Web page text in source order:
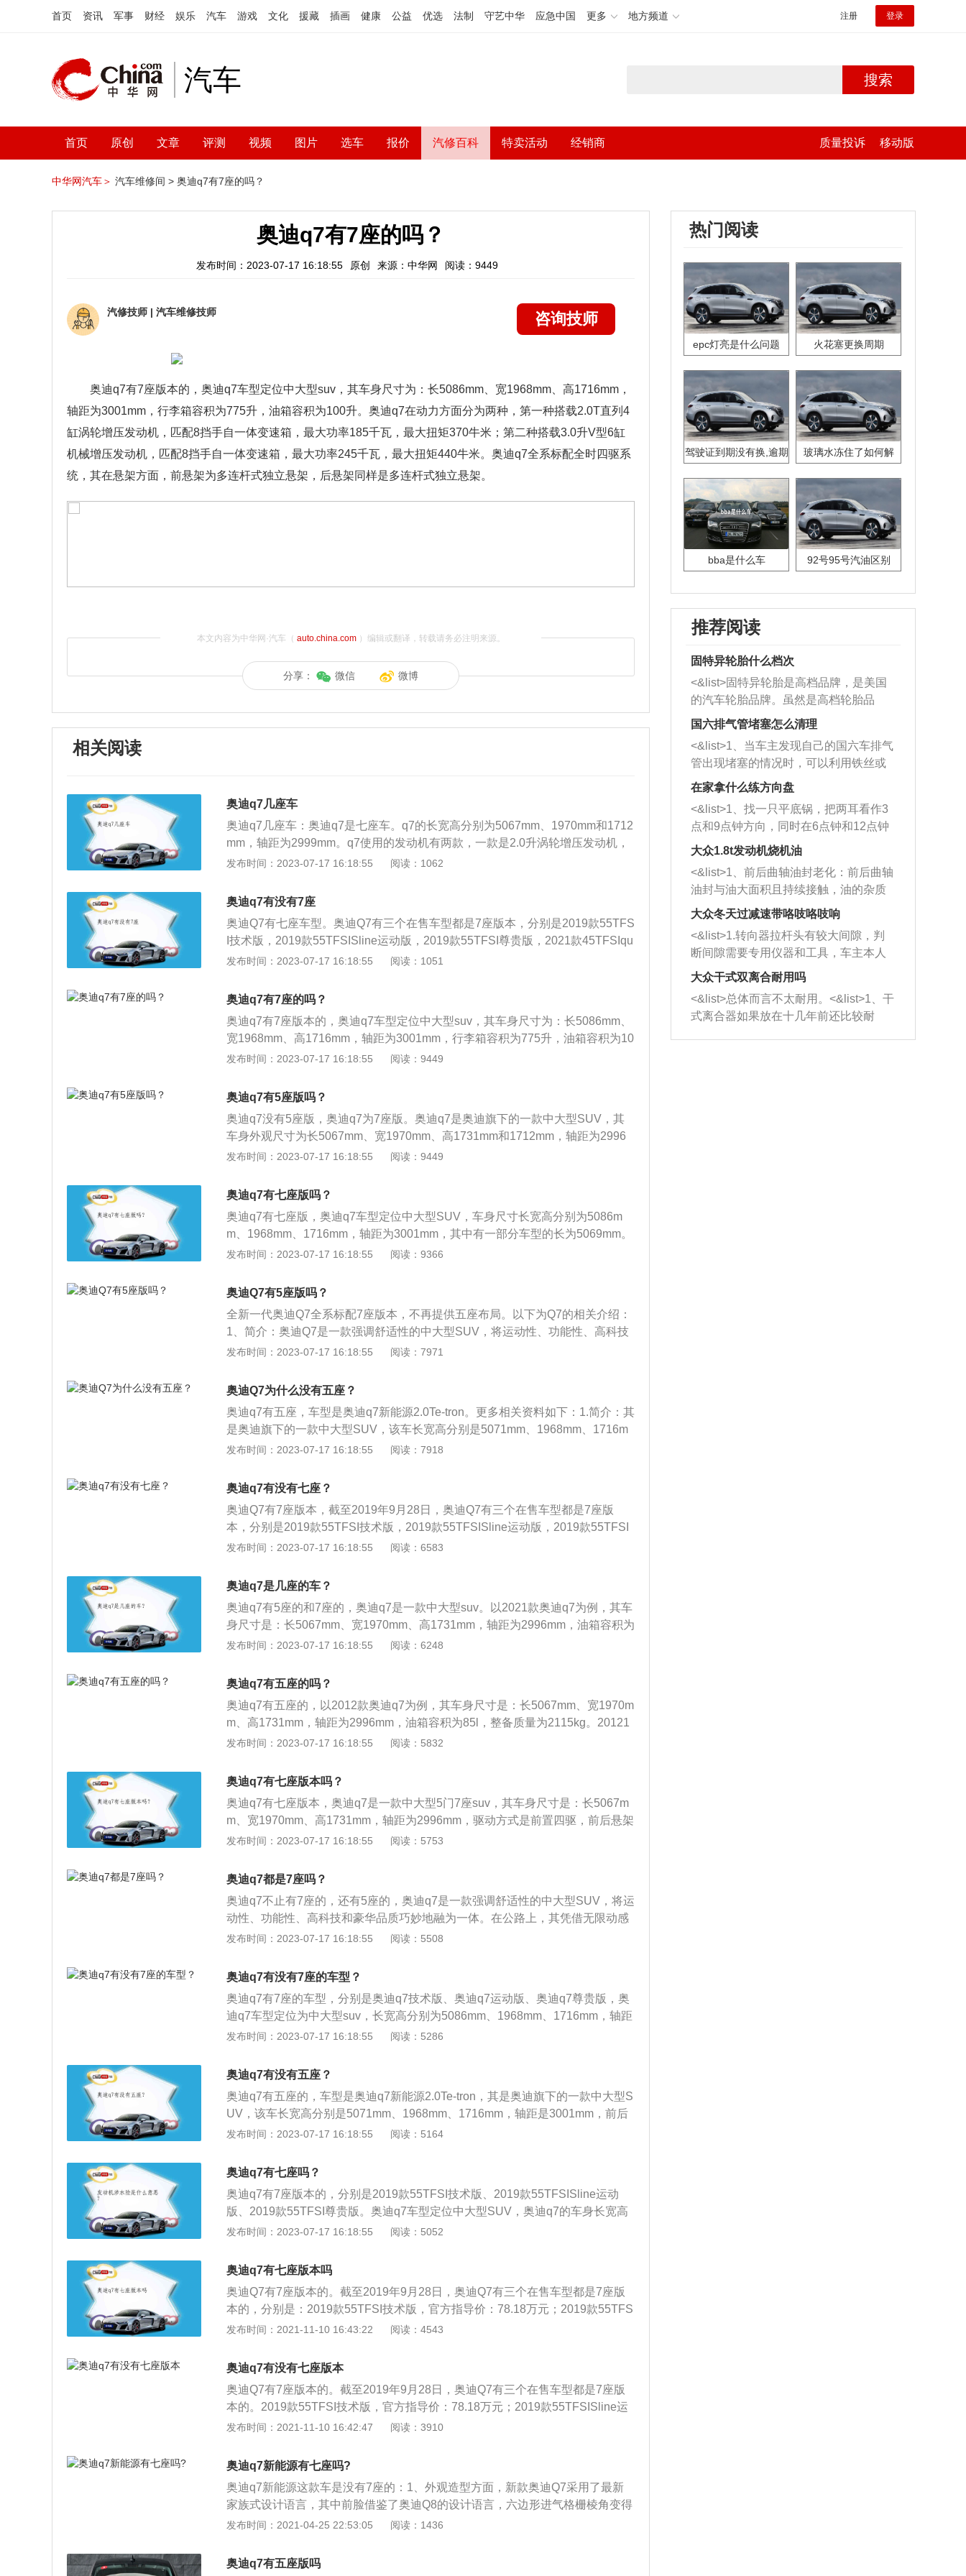
首页 资讯 军事 财经 娱乐 汽车 游戏 文化 援藏 插画 健康 公益 优选 法制 守艺中华 应急中国 更多 地方频道 注册 登录
汽车 搜索
首页 原创 文章 评测 视频 图片 选车 报价 汽修百科 特卖活动 经销商 质量投诉 移动版
中华网汽车＞ 汽车维修间 > 奥迪q7有7座的吗？
奥迪q7有7座的吗？
发布时间：2023-07-17 16:18:55 原创 来源：中华网 阅读：9449
汽修技师 | 汽车维修技师 咨询技师
奥迪q7有7座版本的，奥迪q7车型定位中大型suv，其车身尺寸为：长5086mm、宽1968mm、高1716mm，
轴距为3001mm，行李箱容积为775升，油箱容积为100升。奥迪q7在动力方面分为两种，第一种搭载2.0T直列4
缸涡轮增压发动机，匹配8挡手自一体变速箱，最大功率185千瓦，最大扭矩370牛米；第二种搭载3.0升V型6缸
机械增压发动机，匹配8挡手自一体变速箱，最大功率245千瓦，最大扭矩440牛米。奥迪q7全系标配全时四驱系
统，其在悬架方面，前悬架为多连杆式独立悬架，后悬架同样是多连杆式独立悬架。
本文内容为中华网·汽车（ auto.china.com）编辑或翻译，转载请务必注明来源。
分享： 微信 微博
相关阅读
奥迪q7几座车
奥迪q7几座车：奥迪q7是七座车。q7的长宽高分别为5067mm、1970mm和1712
mm，轴距为2999mm。q7使用的发动机有两款，一款是2.0升涡轮增压发动机，
一款是3.0升涡轮增压发动机。奥迪q7是一款强调舒适性的中大型SUV，将运动
操控性与运动特性脱颖而出。奥迪q7在越野道路面，它强劲的驱动力更令人惊
叹。
发布时间：2023-07-17 16:18:55 阅读：1062
奥迪q7有没有7座
奥迪Q7有七座车型。奥迪Q7有三个在售车型都是7座版本，分别是2019款55TFS
I技术版，2019款55TFSISline运动版，2019款55TFSI尊贵版，2021款45TFSIqu
attroSline运动型，2020款45TFSIquattroSline运动限量版，2022款45TFSIquattr
Sline运动型为例，长宽高为5067*1970*1731mm轴距为2996mm。（数据来源有
驾官网）q7使用的发动机有两款，一款是20升涡轮增压发动机，一款是3.0升涡
轮增压发动机。2.0升涡轮增压发动机的最大扭矩为245马力和370牛米。这台发
动机的最大功率转速为5000至6000转/分，最大扭矩转速为1600至4300转/分，这
台发动机配备了混合喷射技术，采用铝合金缸盖和铸铁缸体。与这台发动机匹配
动机的最大功率转速为5200至6400转/分，最大扭矩转速为1370至4500转/分。这
款发动机搭载48v轻混系统和混合喷射技术，采用铝合金缸盖和缸体。与这台发
动机匹配的是8at变速箱。使用8at变速箱可以提高汽车的换挡平顺性和燃油经济
连杆悬架可以提高汽车的操控性和乘坐舒适性。但是前后采用多连杆悬架会增加
发布时间：2023-07-17 16:18:55 阅读：1051
奥迪q7有7座的吗？
奥迪q7有7座版本的，奥迪q7车型定位中大型suv，其车身尺寸为：长5086mm、
宽1968mm、高1716mm，轴距为3001mm，行李箱容积为775升，油箱容积为10
0升。奥迪q7在动力方面分为两种，第一种搭载2.0T直列4缸涡轮增压发动机，匹
V型6缸机械增压发动机，匹配8挡手自一体变速箱，最大功率245千瓦，最大扭矩
440牛米。奥迪q7全系标配全时四驱系统，其在悬架方面，前悬架为多连杆式独
立悬架，后悬架同样是多连杆式独立悬架。
发布时间：2023-07-17 16:18:55 阅读：9449
奥迪q7有5座版吗？
奥迪q7没有5座版，奥迪q7为7座版。奥迪q7是奥迪旗下的一款中大型SUV，其
车身外观尺寸为长5067mm、宽1970mm、高1731mm和1712mm，轴距为2996
mm和2999mm。奥迪q7搭载有2.0T涡轮增压发动机和3.0T涡轮增压发动机，匹
立后悬架，驱动方式为前置四驱，助力类型为电动助力。
发布时间：2023-07-17 16:18:55 阅读：9449
奥迪q7有七座版吗？
奥迪q7有七座版，奥迪q7车型定位中大型SUV，车身尺寸长宽高分别为5086m
m、1968mm、1716mm，轴距为3001mm，其中有一部分车型的长为5069mm。
奥迪q7动力方面分为两种：1、搭载2.0T直列4缸涡轮增压发动机，匹配8挡手自
发动机，匹配8挡手自一体变速箱，最大功率245kw，最大扭矩440nm。奥迪q7
全系标配全时四驱系统，前后悬架均为多连杆式独立悬架。
发布时间：2023-07-17 16:18:55 阅读：9366
奥迪Q7有5座版吗？
全新一代奥迪Q7全系标配7座版本，不再提供五座布局。以下为Q7的相关介绍：
1、简介：奥迪Q7是一款强调舒适性的中大型SUV，将运动性、功能性、高科技
和豪华品质巧妙地融为一体。在公路上，它凭借无限动感的操控性与运动特性脱
动机能够提供与车型外表一样出众的性能，奥迪的TFSI发动机具有出色的动力性
能和燃油经济性。奥迪Q7搭载3.0TFSI发动机，最大功率达到245千瓦。0至100k
m/h加速仅需6.2秒，最高车速可达250km/h。
发布时间：2023-07-17 16:18:55 阅读：7971
奥迪Q7为什么没有五座？
奥迪q7有五座，车型是奥迪q7新能源2.0Te-tron。更多相关资料如下：1.简介：其
是奥迪旗下的一款中大型SUV，该车长宽高分别是5071mm、1968mm、1716m
m，轴距是3001mm，前后悬挂均采用的是多连杆式独立悬挂，驱动方式是前置
机，最大功率为252马力，最大扭矩为370牛米，传动方面，匹配的是一台8AT自
动变速器。
发布时间：2023-07-17 16:18:55 阅读：7918
奥迪q7有没有七座？
奥迪Q7有7座版本，截至2019年9月28日，奥迪Q7有三个在售车型都是7座版
本，分别是2019款55TFSI技术版，2019款55TFSISline运动版，2019款55TFSI
尊贵版。以下是关于奥迪Q7的更多资料：1、截至2019年9月28日，奥迪Q7在售
位中大型SUV，车身尺寸方面，长宽高分别为5086x1968x1716mm，轴距为300
1mm，其中有一部分车型的长为5069mm。3、动力方面分为两种，第一种搭载2.
0T直列4缸涡轮增压发动机，匹配8挡手自一体变速箱，最大功率185KW，最大
扭矩370Nm，第二种搭载3.0升V型6缸机械增压发动机，匹配8挡手自一体变速
箱，最大功率245KW，最大扭矩440Nm，全系标配全时四驱系统。4、悬架方
发布时间：2023-07-17 16:18:55 阅读：6583
奥迪q7是几座的车？
奥迪q7有5座的和7座的，奥迪q7是一款中大型suv。以2021款奥迪q7为例，其车
身尺寸是：长5067mm、宽1970mm、高1731mm，轴距为2996mm，油箱容积为
85l，整备质量为2115kg。2021款奥迪q7前、后悬架均是多连杆式独立悬架，搭
0nm，与其匹配的是8挡手自一体变速箱。
发布时间：2023-07-17 16:18:55 阅读：6248
奥迪q7有五座的吗？
奥迪q7有五座的，以2012款奥迪q7为例，其车身尺寸是：长5067mm、宽1970m
m、高1731mm，轴距为2996mm，油箱容积为85l，整备质量为2115kg。20121
款奥迪q7搭载了2.0t涡轮增压发动机，最大功率是180kw，最大功率转速是每分
用的前、后悬架类型均是多连杆式独立悬架。
发布时间：2023-07-17 16:18:55 阅读：5832
奥迪q7有七座版本吗？
奥迪q7有七座版本，奥迪q7是一款中大型5门7座suv，其车身尺寸是：长5067m
m、宽1970mm、高1731mm，轴距为2996mm，驱动方式是前置四驱，前后悬架
均使用了多连杆式独立悬架。奥迪q7搭载了2.0T涡轮增压发动机和8挡手自一体
370牛米，最大扭矩转速是每分钟1600到4300转。
发布时间：2023-07-17 16:18:55 阅读：5753
奥迪q7都是7座吗？
奥迪q7不止有7座的，还有5座的，奥迪q7是一款强调舒适性的中大型SUV，将运
动性、功能性、高科技和豪华品质巧妙地融为一体。在公路上，其凭借无限动感
的操控性与运动特性脱颖而出。奥迪q7是一辆中大型SUV，搭载2.0T245马力L4
6500转，最大扭矩370nm。该车的车身结构为5门7座SUV，车身长宽高分别是5
067mm、1970mm、1731mm，轴距为2996mm。
发布时间：2023-07-17 16:18:55 阅读：5508
奥迪q7有没有7座的车型？
奥迪q7有7座的车型，分别是奥迪q7技术版、奥迪q7运动版、奥迪q7尊贵版，奥
迪q7车型定位为中大型suv，长宽高分别为5086mm、1968mm、1716mm，轴距
是3001mm。奥迪q7是一款强调舒适性的suv，该车搭载了3.0LTDI发动机，使用
为245千瓦，最大扭矩为450牛米。
发布时间：2023-07-17 16:18:55 阅读：5286
奥迪q7有没有五座？
奥迪q7有五座的，车型是奥迪q7新能源2.0Te-tron，其是奥迪旗下的一款中大型S
UV，该车长宽高分别是5071mm、1968mm、1716mm，轴距是3001mm，前后
悬挂均采用的是多连杆式独立悬挂，驱动方式是前置四驱。动力方面，奥迪q7新
大扭矩为370牛米，传动方面，匹配的是一台8AT自动变速器。
发布时间：2023-07-17 16:18:55 阅读：5164
奥迪q7有七座吗？
奥迪q7有7座版本的，分别是2019款55TFSI技术版、2019款55TFSISline运动
版、2019款55TFSI尊贵版。奥迪q7车型定位中大型SUV，奥迪q7的车身长宽高
分别为5086mm、1968mm、1716mm，轴距为3001mm。动力方面分为两种，第
千瓦，最大扭矩370牛米；第二种搭载3.0升V型6缸机械增压发动机，匹配8挡手
自一体变速箱，最大功率245千瓦，最大扭矩440牛米。
发布时间：2023-07-17 16:18:55 阅读：5052
奥迪q7有七座版本吗
奥迪Q7有7座版本的。截至2019年9月28日，奥迪Q7有三个在售车型都是7座版
本的，分别是：2019款55TFSI技术版，官方指导价：78.18万元；2019款55TFS
ISline运动版，官方指导价：83.98万元；2019款55TFSI尊贵版，官方指导价：9
售，官方指导价：68.38~96.28万元，全部是国五排放标准。奥迪Q7车型定位中
大型SUV，车身尺寸方面，长宽高分别为：5086x1968x1716mm，轴距为3001
mm。其中有一部分车型的长为5069mm。动力方面分为两种。第一种：搭载2.0T
直列4缸涡轮增压发动机，匹配8挡手自一体变速箱，最大功率185KW，最大扭矩
370N·m。第二种：搭载3.0升V型6缸机械增压发动机，匹配8挡手自一体变速
前悬架为多连杆式独立悬架，后悬架同样是多连杆式独立悬架。
发布时间：2021-11-10 16:43:22 阅读：4543
奥迪q7有没有七座版本
奥迪Q7有7座版本的。截至2019年9月28日，奥迪Q7有三个在售车型都是7座版
本的。2019款55TFSI技术版，官方指导价：78.18万元；2019款55TFSISline运
动版，官方指导价：83.98万元；2019款55TFSI尊贵版，官方指导价：96.28万
方指导价：68.38~96.28万元，全部是国五排放标准。奥迪Q7车型定位中大型SU
V，车身尺寸方面，长宽高分别为：5086x1968x1716mm，轴距为3001mm。其
中有一部分车型的长为5069mm。动力方面分为两种。第一种：搭载2.0T直列4缸
涡轮增压发动机，匹配8挡手自一体变速箱，最大功率185KW，最大扭矩370N·
m。第二种：搭载3.0升V型6缸机械增压发动机，匹配8挡手自一体变速箱，最大
多连杆式独立悬架，后悬架同样是多连杆式独立悬架。
发布时间：2021-11-10 16:42:47 阅读：3910
奥迪q7新能源有七座吗?
奥迪q7新能源这款车是没有7座的：1、外观造型方面，新款奥迪Q7采用了最新
家族式设计语言，其中前脸借鉴了奥迪Q8的设计语言，六边形进气格栅棱角变得
更为分明，格栅内部采用了横竖交错的设计风格，特别是竖条幅还采用了镀铬设
奥迪Q7的内饰同样采用了最新一代设计风格，与奥迪Q8几乎没有区别，数字化
座舱的设计理念看起来极为科技，车内几乎没有物理按键，三块大屏是奥迪车内
发布时间：2021-04-25 22:53:05 阅读：1436
奥迪q7有五座版吗
热门阅读
epc灯亮是什么问题 火花塞更换周期
驾驶证到期没有换,逾期
玻璃水冻住了如何解
bba是什么车 92号95号汽油区别
推荐阅读
固特异轮胎什么档次
<&list>固特异轮胎是高档品牌，是美国
的汽车轮胎品牌。虽然是高档轮胎品
牌，但是中高低端的轮胎都有生产，这
也是为了更好的开拓市场。
国六排气管堵塞怎么清理
<&list>1、当车主发现自己的国六车排气
管出现堵塞的情况时，可以利用铁丝或
者是细棍，直接将杂物给取出来，如果
堵塞情况比较严重，也可以采取应急措
施。 <&list>2、直接利用木棍将所有的
杂物推到排气管里面的位置处，然后将
三元催化器拆解开，就可以将堵塞的东
西取出来。但如果是因为积碳过多引起
的堵塞，就需要将三元催化器泡在草酸
洗剂对堵塞的情况得到解决，将清洗剂
放在燃油箱中，与燃油混合后，车辆启
动时，就可以和汽油一起进入到燃烧
室，最后形成废气排出，就可以让三元
催化器得到清洗，排气管堵塞的情况就
能够得到解决。
在家拿什么练方向盘
<&list>1、找一只平底锅，把两耳看作3
点和9点钟方向，同时在6点钟和12点钟
方向做一个标记。 <&list>2、双手握住
一圈半的练习，往右同样也要打相同的
圈数。 <&list>3、最后强调要反复练
习，这样就可以形成肌肉记忆，在真实
驾驶车辆时，不需要记忆也能打好方
向。
大众1.8t发动机烧机油
<&list>1、前后曲轴油封老化：前后曲轴
油封与油大面积且持续接触，油的杂质
和发动机内持续温度变化使其密封效果
逐渐减弱，导致渗油或漏油。<&list>2、
活塞间隙过大：积碳会使活塞环与缸体
的间隙扩大，导致机油流入燃烧室中，
造成烧机油。<&list>3、机油粘度。使用
机油粘度过小的话，同样会有烧机油现
象，机油粘度过小具有很好的流动性，
大众冬天过减速带咯吱咯吱响
<&list>1.转向器拉杆头有较大间隙，判
断间隙需要专用仪器和工具，车主本人
无法制作，需要将车辆送到修理厂或4s
店；<&list>2.车辆半轴套管防尘罩破
裂，破裂后会出现漏油现象，使半轴磨
损严重，磨损的半轴容易损坏，产生异
响；<&list>3.稳定器的转向胶套和球头
大众干式双离合耐用吗
<&list>总体而言不太耐用。<&list>1、干
式离合器如果放在十几年前还比较耐